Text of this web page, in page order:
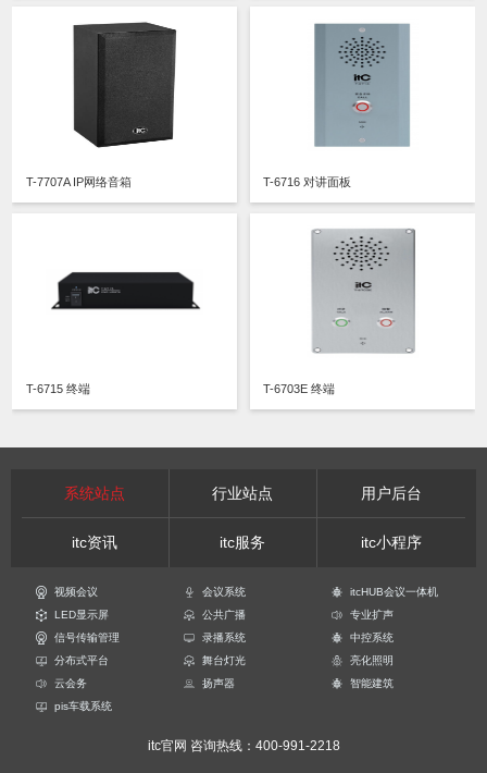
T-7707A IP网络音箱 T-6716 对讲面板
T-6715 终端 T-6703E 终端
系统站点 行业站点 用户后台
itc资讯 itc服务 itc小程序
视频会议 会议系统
itcHUB会议一体机
LED显示屏
公共广播
专业扩声
信号传输管理
录播系统
中控系统
分布式平台
舞台灯光
亮化照明
云会务
扬声器
智能建筑
pis车载系统
itc官网 咨询热线：400-991-2218